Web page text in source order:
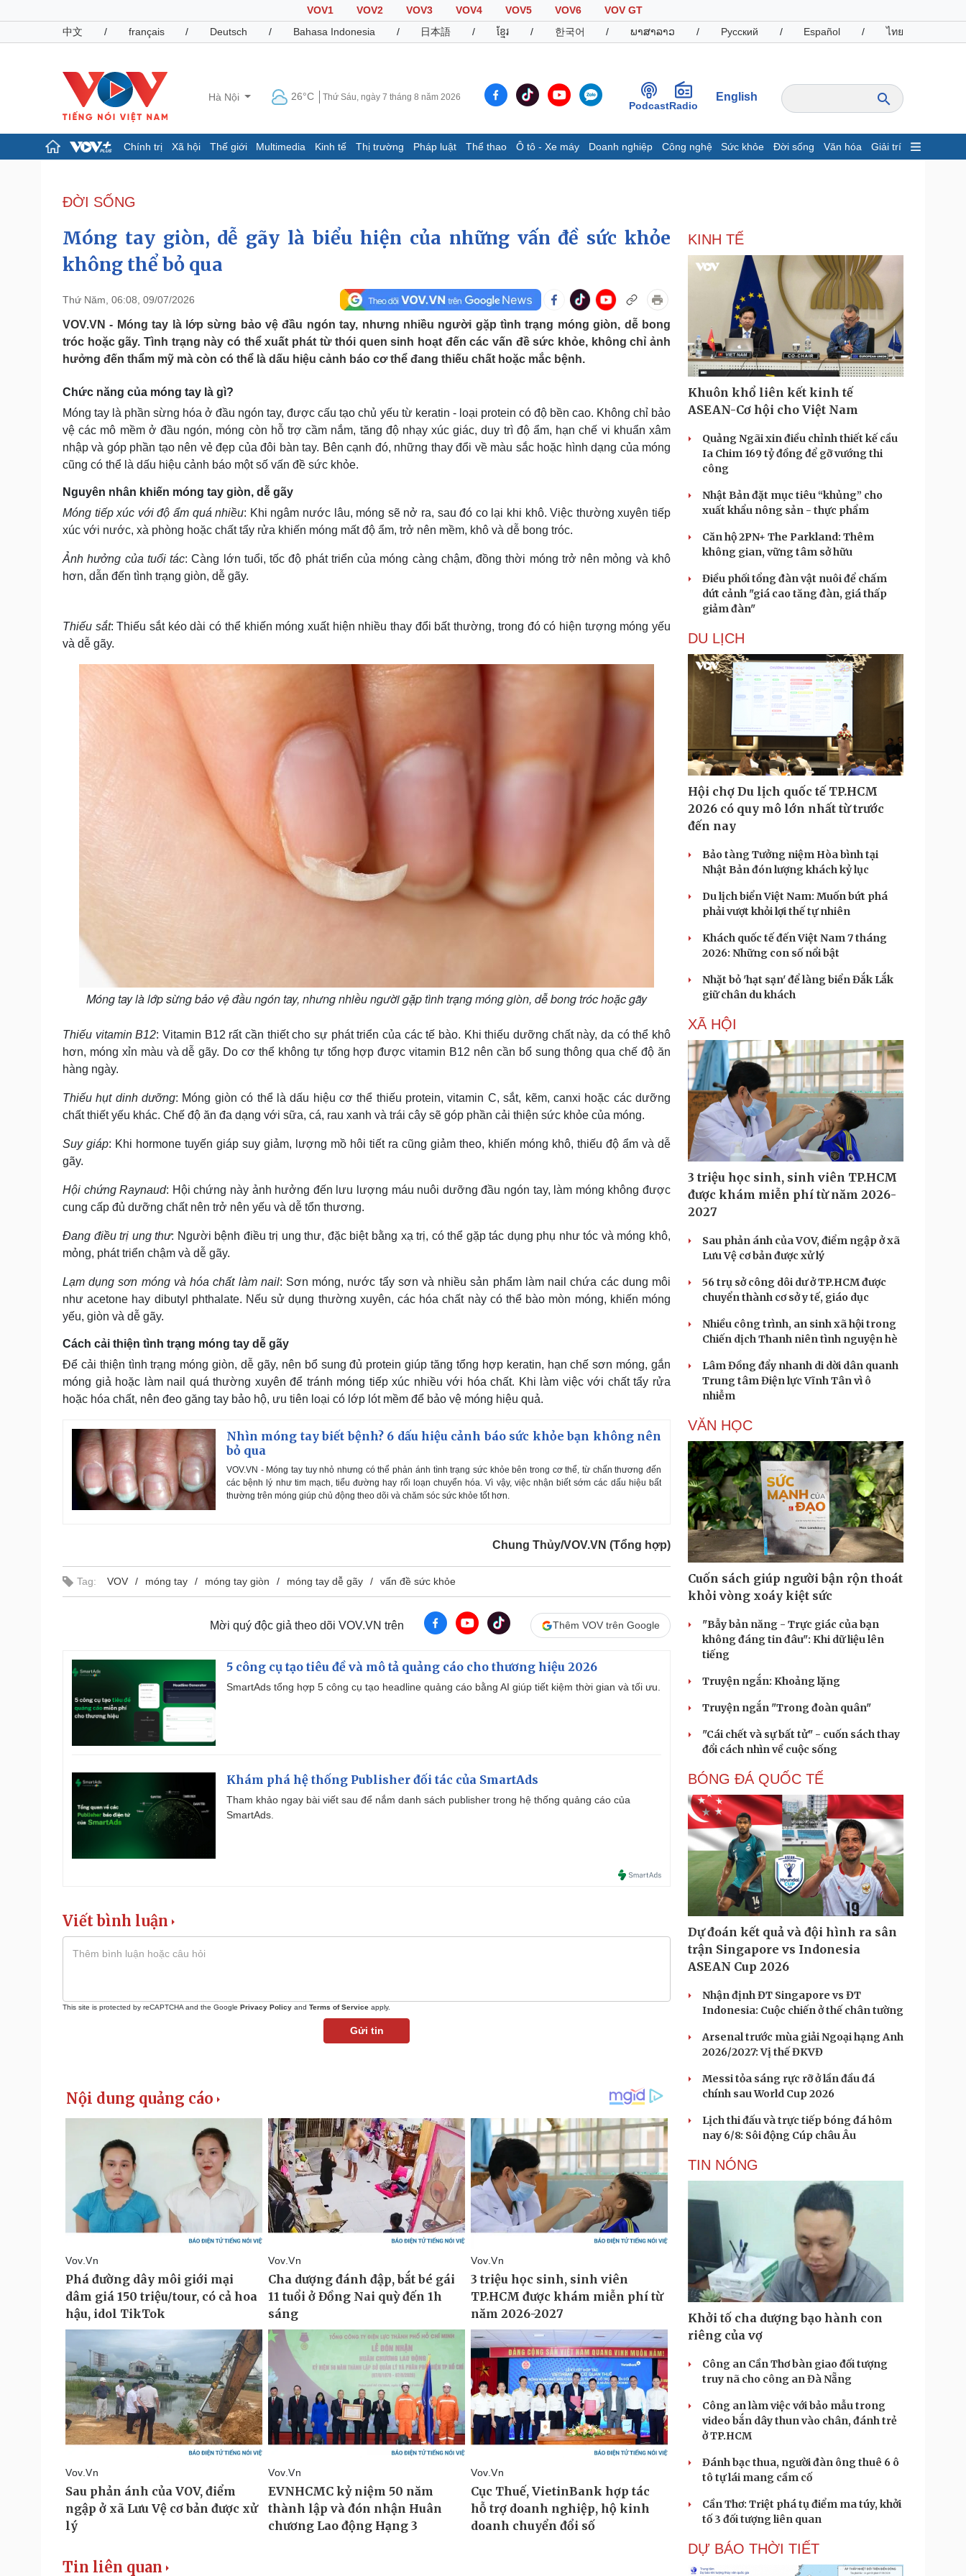
VOV1 VOV2 VOV3 VOV4 VOV5 VOV6
VOV GT
中文
/ français / Deutsch / Bahasa Indonesia / 日本語 / ខ្មែរ / 한국어 / ພາສາລາວ / Русский / Español / ไทย
Hà Nội 26°C Thứ Sáu, ngày 7 tháng 8 năm 2026
PodcastRadio
English
Chính trị Xã hội Thế giới Multimedia Kinh tế Thị trường Pháp luật Thể thao Ô tô - Xe máy Doanh nghiệp Công nghệ Sức khỏe Đời sống Văn hóa Giải trí
Đảng
Tổ chức nhân sự
Nhận diện sự thật
Giáo dục
Dấu ấn VOV
Biển đảo
E-Magazine
Infographic
Giá cà phê
Pháp luật
Tin nóng
Tư vấn luật
Việt Nam
Phân tích
Thể thao
Lịch thi đấu bóng đá
Thế giới thể thao
eSports
Ô tô - Xe máy
Xe máy
Tư vấn
Doanh nghiệp
Thông tin doanh nghiệp
Doanh nghiệp 24h
Doanh nhân
Vì cộng đồng
Công nghệ
Sành điệu
Tin Công nghệ
Trải nghiệm
Chuyển đổi số
Dinh dưỡng - món ngon
Cây thuốc
Sản phụ khoa
Nhi khoa
Làm đẹp - giảm cân
Phòng mạch online
Ăn sạch sống khỏe
Đời sống
Nhà đẹp
Blog
Tình yêu - Gia đình
Sân khấu - Điện ảnh
Văn học
Âm nhạc
Di sản
Nghệ sĩ
Thời trang
Sao Việt
Tư vấn
Săn Tour
check-in
Podcast
Câu chuyện thời sự
Đọc truyện đêm khuya
Cửa sổ tình yêu
Cải chính
ĐỜI SỐNG
Móng tay giòn, dễ gãy là biểu hiện của những vấn đề sức khỏe
không thể bỏ qua
Thứ Năm, 06:08, 09/07/2026
VOV.VN - Móng tay là lớp sừng bảo vệ đầu ngón tay, nhưng nhiều người gặp tình trạng móng giòn, dễ bong
tróc hoặc gãy. Tình trạng này có thể xuất phát từ thói quen sinh hoạt đến các vấn đề sức khỏe, không chỉ ảnh
hưởng đến thẩm mỹ mà còn có thể là dấu hiệu cảnh báo cơ thể đang thiếu chất hoặc mắc bệnh.
Chức năng của móng tay là gì?
Móng tay là phần sừng hóa ở đầu ngón tay, được cấu tạo chủ yếu từ keratin - loại protein có độ bền cao. Không chỉ bảo
vệ các mô mềm ở đầu ngón, móng còn hỗ trợ cầm nắm, tăng độ nhạy xúc giác, duy trì độ ẩm, hạn chế vi khuẩn xâm
nhập và góp phần tạo nên vẻ đẹp của đôi bàn tay. Bên cạnh đó, những thay đổi về màu sắc hoặc hình dạng của móng
cũng có thể là dấu hiệu cảnh báo một số vấn đề sức khỏe.
Nguyên nhân khiến móng tay giòn, dễ gãy
Móng tiếp xúc với độ ẩm quá nhiều: Khi ngâm nước lâu, móng sẽ nở ra, sau đó co lại khi khô. Việc thường xuyên tiếp
xúc với nước, xà phòng hoặc chất tẩy rửa khiến móng mất độ ẩm, trở nên mềm, khô và dễ bong tróc.
Ảnh hưởng của tuổi tác: Càng lớn tuổi, tốc độ phát triển của móng càng chậm, đồng thời móng trở nên mỏng và khô
hơn, dẫn đến tình trạng giòn, dễ gãy.
Thiếu sắt: Thiếu sắt kéo dài có thể khiến móng xuất hiện nhiều thay đổi bất thường, trong đó có hiện tượng móng yếu
và dễ gãy.
Móng tay là lớp sừng bảo vệ đầu ngón tay, nhưng nhiều người gặp tình trạng móng giòn, dễ bong tróc hoặc gãy
Thiếu vitamin B12: Vitamin B12 rất cần thiết cho sự phát triển của các tế bào. Khi thiếu dưỡng chất này, da có thể khô
hơn, móng xỉn màu và dễ gãy. Do cơ thể không tự tổng hợp được vitamin B12 nên cần bổ sung thông qua chế độ ăn
hàng ngày.
Thiếu hụt dinh dưỡng: Móng giòn có thể là dấu hiệu cơ thể thiếu protein, vitamin C, sắt, kẽm, canxi hoặc các dưỡng
chất thiết yếu khác. Chế độ ăn đa dạng với sữa, cá, rau xanh và trái cây sẽ góp phần cải thiện sức khỏe của móng.
Suy giáp: Khi hormone tuyến giáp suy giảm, lượng mồ hôi tiết ra cũng giảm theo, khiến móng khô, thiếu độ ẩm và dễ
gãy.
Hội chứng Raynaud: Hội chứng này ảnh hưởng đến lưu lượng máu nuôi dưỡng đầu ngón tay, làm móng không được
cung cấp đủ dưỡng chất nên trở nên yếu và dễ tổn thương.
Đang điều trị ung thư: Người bệnh điều trị ung thư, đặc biệt bằng xạ trị, có thể gặp tác dụng phụ như tóc và móng khô,
mỏng, phát triển chậm và dễ gãy.
Lạm dụng sơn móng và hóa chất làm nail: Sơn móng, nước tẩy sơn và nhiều sản phẩm làm nail chứa các dung môi
như acetone hay dibutyl phthalate. Nếu sử dụng thường xuyên, các hóa chất này có thể bào mòn móng, khiến móng
yếu, giòn và dễ gãy.
Cách cải thiện tình trạng móng tay dễ gãy
Để cải thiện tình trạng móng giòn, dễ gãy, nên bổ sung đủ protein giúp tăng tổng hợp keratin, hạn chế sơn móng, gắn
móng giả hoặc làm nail quá thường xuyên để tránh móng tiếp xúc nhiều với hóa chất. Khi làm việc với chất tẩy rửa
hoặc hóa chất, nên đeo găng tay bảo hộ, ưu tiên loại có lớp lót mềm để bảo vệ móng hiệu quả.
Nhìn móng tay biết bệnh? 6 dấu hiệu cảnh báo sức khỏe bạn không nên
bỏ qua
VOV.VN - Móng tay tuy nhỏ nhưng có thể phản ánh tình trạng sức khỏe bên trong cơ thể, từ chấn thương đến
các bệnh lý như tim mạch, tiểu đường hay rối loạn chuyển hóa. Vì vậy, việc nhận biết sớm các dấu hiệu bất
thường trên móng giúp chủ động theo dõi và chăm sóc sức khỏe tốt hơn.
Chung Thủy/VOV.VN (Tổng hợp)
Tag: VOV móng tay móng tay giòn móng tay dễ gãy vấn đề sức khỏe
Mời quý độc giả theo dõi VOV.VN trên Thêm VOV trên Google
5 công cụ tạo tiêu đề và mô tả quảng cáo cho thương hiệu 2026
SmartAds tổng hợp 5 công cụ tạo headline quảng cáo bằng AI giúp tiết kiệm thời gian và tối ưu.
Khám phá hệ thống Publisher đối tác của SmartAds
Tham khảo ngay bài viết sau để nắm danh sách publisher trong hệ thống quảng cáo của
SmartAds.
Viết bình luận
This site is protected by reCAPTCHA and the Google Privacy Policy and Terms of Service apply.
Gửi tin
Tin liên quan
KINH TẾ
Khuôn khổ liên kết kinh tế
ASEAN-Cơ hội cho Việt Nam
Quảng Ngãi xin điều chỉnh thiết kế cầu
Ia Chim 169 tỷ đồng để gỡ vướng thi
công
Nhật Bản đặt mục tiêu “khủng” cho
xuất khẩu nông sản - thực phẩm
Căn hộ 2PN+ The Parkland: Thêm
không gian, vững tâm sở hữu
Điều phối tổng đàn vật nuôi để chấm
dứt cảnh "giá cao tăng đàn, giá thấp
giảm đàn"
DU LỊCH
Hội chợ Du lịch quốc tế TP.HCM
2026 có quy mô lớn nhất từ trước
đến nay
Bảo tàng Tưởng niệm Hòa bình tại
Nhật Bản đón lượng khách kỷ lục
Du lịch biển Việt Nam: Muốn bứt phá
phải vượt khỏi lợi thế tự nhiên
Khách quốc tế đến Việt Nam 7 tháng
2026: Những con số nổi bật
Nhặt bỏ 'hạt sạn' để làng biển Đắk Lắk
giữ chân du khách
XÃ HỘI
3 triệu học sinh, sinh viên TP.HCM
được khám miễn phí từ năm 2026-
2027
Sau phản ánh của VOV, điểm ngập ở xã
Lưu Vệ cơ bản được xử lý
56 trụ sở công dôi dư ở TP.HCM được
chuyển thành cơ sở y tế, giáo dục
Nhiều công trình, an sinh xã hội trong
Chiến dịch Thanh niên tình nguyện hè
Lâm Đồng đẩy nhanh di dời dân quanh
Trung tâm Điện lực Vĩnh Tân vì ô
nhiễm
VĂN HỌC
Cuốn sách giúp người bận rộn thoát
khỏi vòng xoáy kiệt sức
"Bẫy bản năng - Trực giác của bạn
không đáng tin đâu": Khi dữ liệu lên
tiếng
Truyện ngắn: Khoảng lặng
Truyện ngắn "Trong đoàn quân"
"Cái chết và sự bất tử" - cuốn sách thay
đổi cách nhìn về cuộc sống
BÓNG ĐÁ QUỐC TẾ
Dự đoán kết quả và đội hình ra sân
trận Singapore vs Indonesia
ASEAN Cup 2026
Nhận định ĐT Singapore vs ĐT
Indonesia: Cuộc chiến ở thế chân tường
Arsenal trước mùa giải Ngoại hạng Anh
2026/2027: Vị thế ĐKVĐ
Messi tỏa sáng rực rỡ ở lần đầu đá
chính sau World Cup 2026
Lịch thi đấu và trực tiếp bóng đá hôm
nay 6/8: Sôi động Cúp châu Âu
TIN NÓNG
Khởi tố cha dượng bạo hành con
riêng của vợ
Công an Cần Thơ bàn giao đối tượng
truy nã cho công an Đà Nẵng
Công an làm việc với bảo mẫu trong
video bắn dây thun vào chân, đánh trẻ
ở TP.HCM
Đánh bạc thua, người đàn ông thuê 6 ô
tô tự lái mang cầm cố
Cần Thơ: Triệt phá tụ điểm ma túy, khởi
tố 3 đối tượng liên quan
DỰ BÁO THỜI TIẾT